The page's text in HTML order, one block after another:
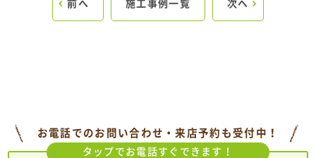
前へ 施工事例一覧 次へ
お電話でのお問い合わせ・来店予約も受付中！
タップでお電話すぐできます！